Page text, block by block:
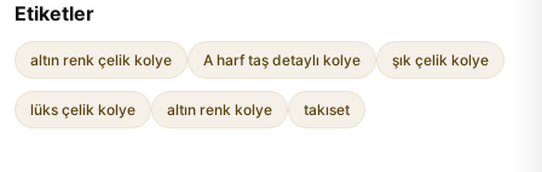
Etiketler
altın renk çelik kolye A harf taş detaylı kolye şık çelik kolye
lüks çelik kolye altın renk kolye takıset